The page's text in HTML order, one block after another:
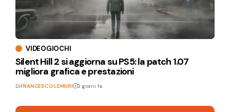
VIDEOGIOCHI
Silent Hill 2 si aggiorna su PS5: la patch 1.07
migliora grafica e prestazioni
DiFRANCESCO LEMURI 3 giorni fa